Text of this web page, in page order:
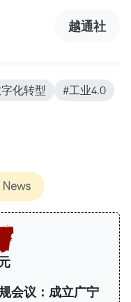
越通社
化转型
#工业4.0
会议：成立广宁